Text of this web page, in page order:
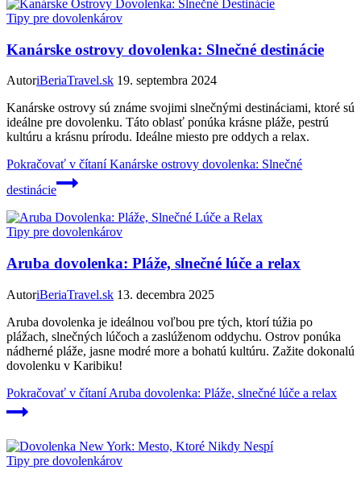
Tipy pre dovolenkárov
Kanárske ostrovy dovolenka: Slnečné destinácie
AutoriBeriaTravel.sk 19. septembra 2024
Kanárske ostrovy sú známe svojimi slnečnými destináciami, ktoré sú
ideálne pre dovolenku. Táto oblasť ponúka krásne pláže, pestrú
kultúru a krásnu prírodu. Ideálne miesto pre oddych a relax.
Pokračovať v čítaníKanárske ostrovy dovolenka: Slnečné
destinácie
Tipy pre dovolenkárov
Aruba dovolenka: Pláže, slnečné lúče a relax
AutoriBeriaTravel.sk 13. decembra 2025
Aruba dovolenka je ideálnou voľbou pre tých, ktorí túžia po
plážach, slnečných lúčoch a zaslúženom oddychu. Ostrov ponúka
nádherné pláže, jasne modré more a bohatú kultúru. Zažite dokonalú
dovolenku v Karibiku!
Pokračovať v čítaníAruba dovolenka: Pláže, slnečné lúče a relax
Tipy pre dovolenkárov